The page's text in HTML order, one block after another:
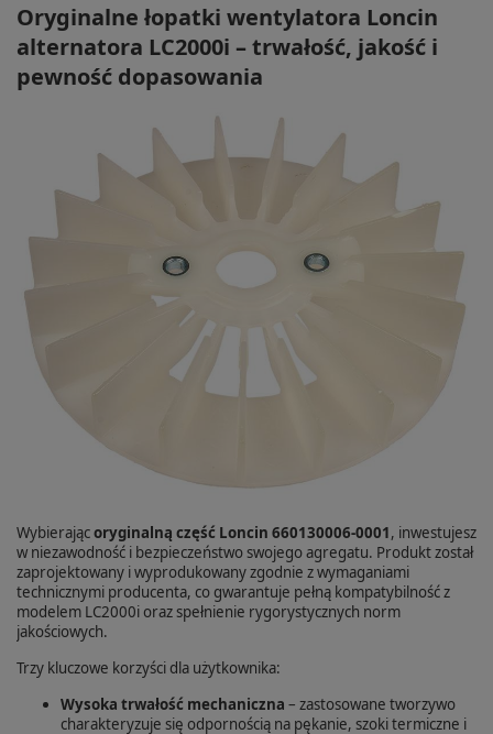
Oryginalne łopatki wentylatora Loncin
alternatora LC2000i – trwałość, jakość i
pewność dopasowania
Wybierającoryginalną część Loncin 660130006-0001, inwestujesz
w niezawodność i bezpieczeństwo swojego agregatu. Produkt został
zaprojektowany i wyprodukowany zgodnie z wymaganiami
technicznymi producenta, co gwarantuje pełną kompatybilność z
modelem LC2000i oraz spełnienie rygorystycznych norm
jakościowych.
Trzy kluczowe korzyści dla użytkownika:
Wysoka trwałość mechaniczna – zastosowane tworzywo
charakteryzuje się odpornością na pękanie, szoki termiczne i